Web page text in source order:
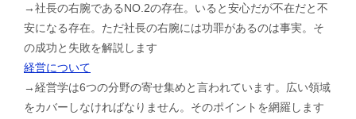
→社長の右腕であるNO.2の存在。いると安心だが不在だと不
安になる存在。ただ社長の右腕には功罪があるのは事実。そ
の成功と失敗を解説します
経営について
→経営学は6つの分野の寄せ集めと言われています。広い領域
をカバーしなければなりません。そのポイントを網羅します